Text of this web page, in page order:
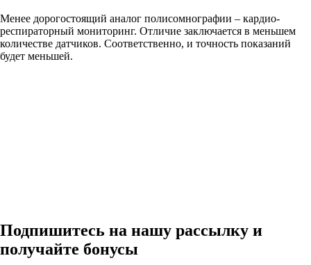
Менее дорогостоящий аналог полисомнографии – кардио-
респираторный мониторинг. Отличие заключается в меньшем
количестве датчиков. Соответственно, и точность показаний
будет меньшей.
Подпишитесь на нашу рассылку и
получайте бонусы